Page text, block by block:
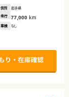
住所
岩手県
走行 77,000 km
車検 なし